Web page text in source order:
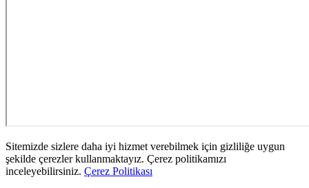
Sitemizde sizlere daha iyi hizmet verebilmek için gizliliğe uygun
şekilde çerezler kullanmaktayız. Çerez politikamızı
inceleyebilirsiniz. Çerez Politikası